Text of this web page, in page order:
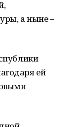
а ныне –
ей